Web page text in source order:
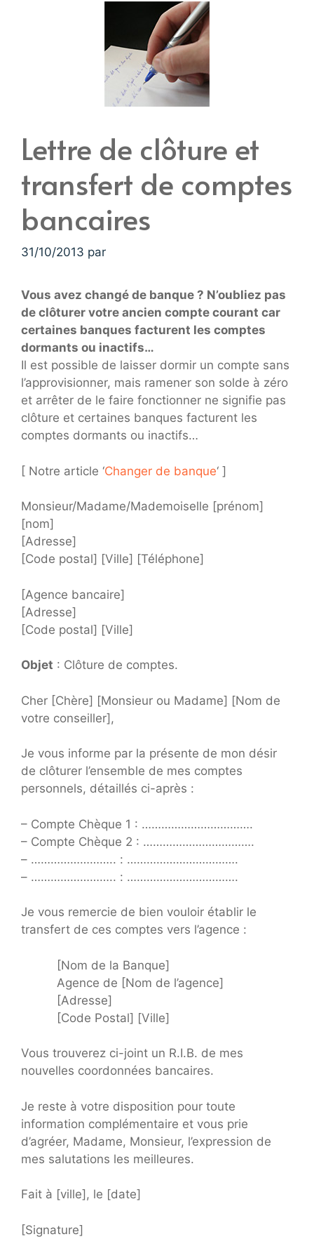
Lettre de clôture et
transfert de comptes
bancaires
31/10/2013 par
Vous avez changé de banque ? N’oubliez pas
de clôturer votre ancien compte courant car
certaines banques facturent les comptes
dormants ou inactifs…
Il est possible de laisser dormir un compte sans
l’approvisionner, mais ramener son solde à zéro
et arrêter de le faire fonctionner ne signifie pas
clôture et certaines banques facturent les
comptes dormants ou inactifs…
[ Notre article ‘Changer de banque‘ ]
Monsieur/Madame/Mademoiselle [prénom]
[nom]
[Adresse]
[Code postal] [Ville] [Téléphone]
[Agence bancaire]
[Adresse]
[Code postal] [Ville]
Objet : Clôture de comptes.
Cher [Chère] [Monsieur ou Madame] [Nom de
votre conseiller],
Je vous informe par la présente de mon désir
de clôturer l’ensemble de mes comptes
personnels, détaillés ci-après :
– Compte Chèque 1 : …………………………….
– Compte Chèque 2 : …………………………….
– …………………….. : …………………………….
– …………………….. : …………………………….
Je vous remercie de bien vouloir établir le
transfert de ces comptes vers l’agence :
[Nom de la Banque]
Agence de [Nom de l’agence]
[Adresse]
[Code Postal] [Ville]
Vous trouverez ci-joint un R.I.B. de mes
nouvelles coordonnées bancaires.
Je reste à votre disposition pour toute
information complémentaire et vous prie
d’agréer, Madame, Monsieur, l’expression de
mes salutations les meilleures.
Fait à [ville], le [date]
[Signature]